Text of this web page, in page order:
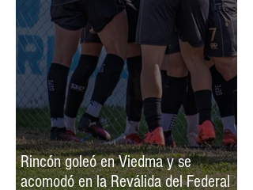
Rincón goleó en Viedma y se
acomodó en la Reválida del Federal